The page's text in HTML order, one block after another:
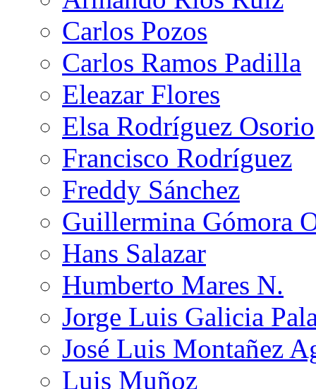
Carlos Pozos
Carlos Ramos Padilla
Eleazar Flores
Elsa Rodríguez Osorio
Francisco Rodríguez
Freddy Sánchez
Guillermina Gómora
Hans Salazar
Humberto Mares N.
Jorge Luis Galicia
José Luis Montañez
Luis Muñoz